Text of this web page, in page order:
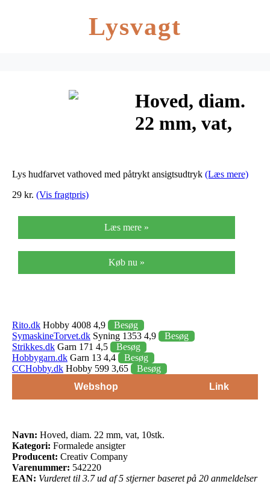
Lysvagt
Hoved, diam.
22 mm, vat,
Lys hudfarvet vathoved med påtrykt ansigtsudtryk (Læs mere)
29 kr. (Vis fragtpris)
Læs mere »
Køb nu »
Rito.dk Hobby 4008 4,9
Besøg
SymaskineTorvet.dk Syning 1353 4,9
Besøg
Strikkes.dk Garn 171 4,5
Besøg
Hobbygarn.dk Garn 13 4,4
Besøg
CCHobby.dk Hobby 599 3,65
Besøg
Webshop
Link
Navn: Hoved, diam. 22 mm, vat, 10stk.
Kategori: Formalede ansigter
Producent: Creativ Company
Varenummer: 542220
EAN: Vurderet til 3.7 ud af 5 stjerner baseret på 20 anmeldelser